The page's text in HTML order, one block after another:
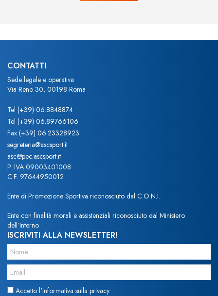
CONTATTI
Sede legale e operativa
Via Reno 30, 00198 Roma
Tel (+39) 06.8848874
Tel (+39) 06.89766106
Fax (+39) 06.23328923
segreteria@ascsport.it
asc@pec.ascsport.it
P. IVA 09003401008
C.F. 97644950012
Ente di Promozione Sportiva riconosciuto dal C.O.N.I.
Ente con finalità morali e assistenziali riconosciuto dal Ministero
dell’Interno
ISCRIVITI ALLA NEWSLETTER!
Accetto l'informativa sulla privacy.